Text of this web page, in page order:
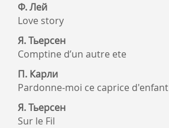
Ф. Лей
Love story
Я. Тьерсен
Comptine d’un autre ete
П. Карли
Pardonne-moi ce caprice d'enfant
Я. Тьерсен
Sur le Fil